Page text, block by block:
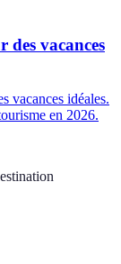
des vacances
vacances idéales.
en 2026.